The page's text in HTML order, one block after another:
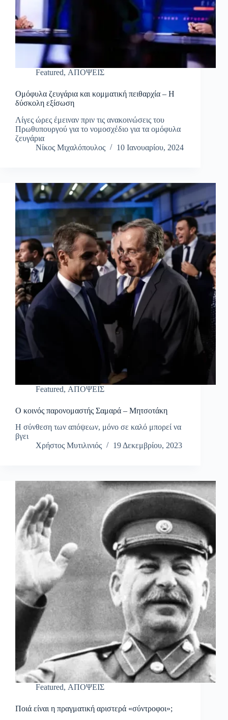
Featured, ΑΠΟΨΕΙΣ
Ομόφυλα ζευγάρια και κομματική πειθαρχία – Η
δύσκολη εξίσωση
Λίγες ώρες έμειναν πριν τις ανακοινώσεις του
Πρωθυπουργού για το νομοσχέδιο για τα ομόφυλα
ζευγάρια
Νίκος Μιχαλόπουλος
10 Ιανουαρίου, 2024
Featured, ΑΠΟΨΕΙΣ
Ο κοινός παρονομαστής Σαμαρά – Μητσοτάκη
Η σύνθεση των απόψεων, μόνο σε καλό μπορεί να
βγει
Χρήστος Μυτιλινιός
19 Δεκεμβρίου, 2023
Featured, ΑΠΟΨΕΙΣ
Ποιά είναι η πραγματική αριστερά «σύντροφοι»;